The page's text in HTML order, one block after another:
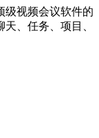
级视频会议软件的
、任务、项目、